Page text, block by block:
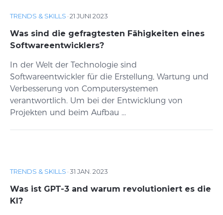
TRENDS & SKILLS ·21 JUNI 2023
Was sind die gefragtesten Fähigkeiten eines
Softwareentwicklers?
In der Welt der Technologie sind
Softwareentwickler für die Erstellung, Wartung und
Verbesserung von Computersystemen
verantwortlich. Um bei der Entwicklung von
Projekten und beim Aufbau ...
TRENDS & SKILLS ·31 JAN. 2023
Was ist GPT-3 and warum revolutioniert es die
KI?